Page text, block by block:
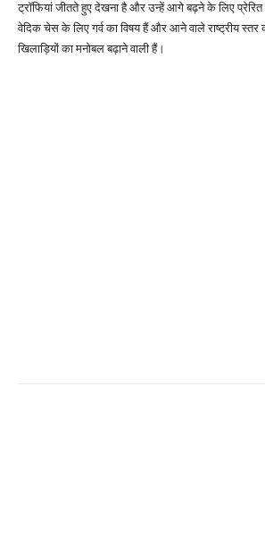
ट्रॉफियां जीतते हुए देखना है और उन्हें आगे बढ़ने के लिए प्रेरित
वेदिक चेस के लिए गर्व का विषय हैं और आने वाले राष्ट्रीय स्तर
खिलाड़ियों का मनोबल बढ़ाने वाली हैं।